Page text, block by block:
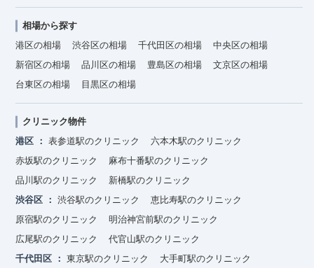
相場から探す
港区の相場
渋谷区の相場 千代田区の相場
中央区の相場
新宿区の相場
品川区の相場 豊島区の相場
文京区の相場
台東区の相場
目黒区の相場
クリニック物件
港区
表参道駅のクリニック
六本木駅のクリニック
赤坂駅のクリニック
麻布十番駅のクリニック
品川駅のクリニック
新橋駅のクリニック
渋谷区
渋谷駅のクリニック
恵比寿駅のクリニック
原宿駅のクリニック
明治神宮前駅のクリニック
広尾駅のクリニック
代官山駅のクリニック
千代田区
東京駅のクリニック
大手町駅のクリニック